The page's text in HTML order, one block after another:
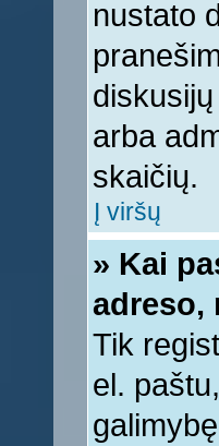
nustato
arba
skaičių.
Į viršų
» Kai
adreso,
Tik
el.